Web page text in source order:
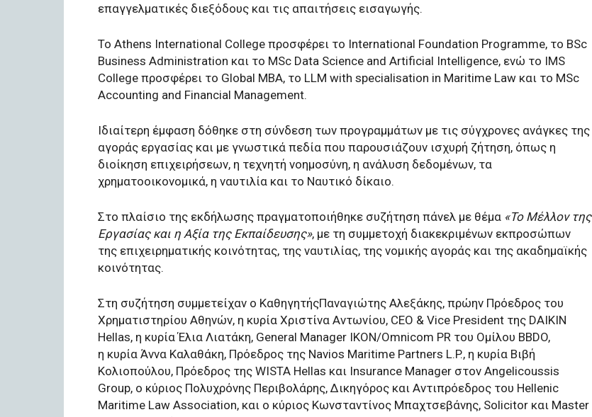
επαγγελματικές διεξόδους και τις απαιτήσεις εισαγωγής.
Το Athens International College προσφέρει το International Foundation Programme, το BSc
Business Administration και το MSc Data Science and Artificial Intelligence, ενώ το IMS
College προσφέρει το Global MBA, το LLM with specialisation in Maritime Law και το MSc
Accounting and Financial Management.
Ιδιαίτερη έμφαση δόθηκε στη σύνδεση των προγραμμάτων με τις σύγχρονες ανάγκες της
αγοράς εργασίας και με γνωστικά πεδία που παρουσιάζουν ισχυρή ζήτηση, όπως η
διοίκηση επιχειρήσεων, η τεχνητή νοημοσύνη, η ανάλυση δεδομένων, τα
χρηματοοικονομικά, η ναυτιλία και το Ναυτικό δίκαιο.
Στο πλαίσιο της εκδήλωσης πραγματοποιήθηκε συζήτηση πάνελ με θέμα «Το Μέλλον της
Εργασίας και η Αξία της Εκπαίδευσης», με τη συμμετοχή διακεκριμένων εκπροσώπων
της επιχειρηματικής κοινότητας, της ναυτιλίας, της νομικής αγοράς και της ακαδημαϊκής
κοινότητας.
Στη συζήτηση συμμετείχαν ο ΚαθηγητήςΠαναγιώτης Αλεξάκης, πρώην Πρόεδρος του
Χρηματιστηρίου Αθηνών, η κυρία Χριστίνα Αντωνίου, CEO & Vice President της DAIKIN
Hellas, η κυρία Έλια Λιατάκη, General Manager IKON/Omnicom PR του Ομίλου BBDO,
η κυρία Άννα Καλαθάκη, Πρόεδρος της Navios Maritime Partners L.P., η κυρία Βιβή
Κολιοπούλου, Πρόεδρος της WISTA Hellas και Insurance Manager στον Angelicoussis
Group, ο κύριος Πολυχρόνης Περιβολάρης, Δικηγόρος και Αντιπρόεδρος του Hellenic
Maritime Law Association, και ο κύριος Κωνσταντίνος Μπαχτσεβάνης, Solicitor και Master